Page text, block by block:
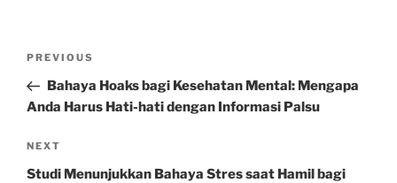
Previous
Post
PREVIOUS
Bahaya Hoaks bagi Kesehatan Mental: Mengapa
Anda Harus Hati-hati dengan Informasi Palsu
Next
Post
NEXT
Studi Menunjukkan Bahaya Stres saat Hamil bagi